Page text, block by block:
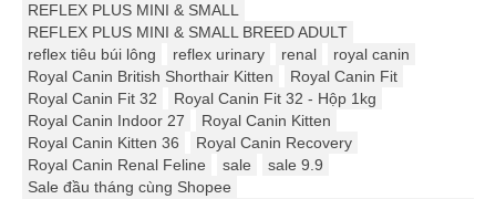
REFLEX PLUS MINI & SMALL
REFLEX PLUS MINI & SMALL BREED ADULT
reflex tiêu búi lông
reflex urinary renal
royal canin
Royal Canin British Shorthair Kitten
Royal Canin Fit
Royal Canin Fit 32
Royal Canin Fit 32 - Hộp 1kg
Royal Canin Indoor 27
Royal Canin Kitten
Royal Canin Kitten 36
Royal Canin Recovery
Royal Canin Renal Feline
sale
sale 9.9
Sale đầu tháng cùng Shopee